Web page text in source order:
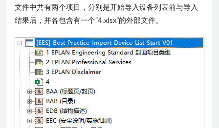
文件中共有两个项目，分别是开始导入设备列表前与导入
结果后，并各包含有一个“4.xlsx”的外部文件。